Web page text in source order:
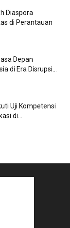
Diaspora
di Perantauan
Depan
di Era Disrupsi...
Uji Kompetensi
di...